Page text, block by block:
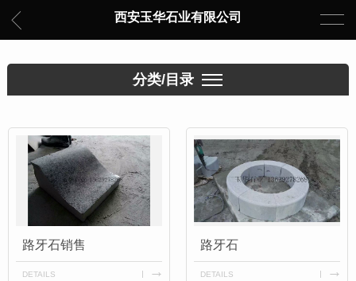
西安玉华石业有限公司
分类/目录
路牙石销售
DETAILS
路牙石
DETAILS